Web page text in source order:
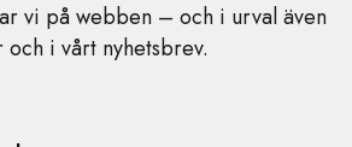
vi på webben – och i urval även
i vårt nyhetsbrev.